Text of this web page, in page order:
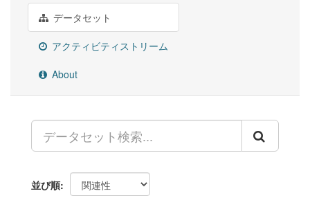
データセット
アクティビティストリーム
About
並び順